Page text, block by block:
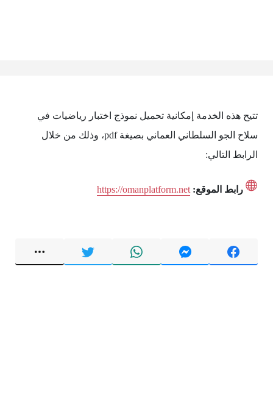
تتيح هذه الخدمة إمكانية تحميل نموذج اختبار رياضيات في
سلاح الجو السلطاني العماني بصيغة pdf، وذلك من خلال
الرابط التالي:
رابط الموقع: https://omanplatform.net